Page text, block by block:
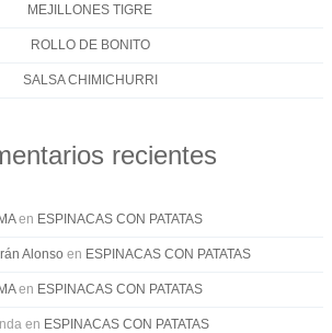
MEJILLONES TIGRE
ROLLO DE BONITO
SALSA CHIMICHURRI
recientes
en ESPINACAS CON PATATAS
Alonso en ESPINACAS CON PATATAS
en ESPINACAS CON PATATAS
en ESPINACAS CON PATATAS